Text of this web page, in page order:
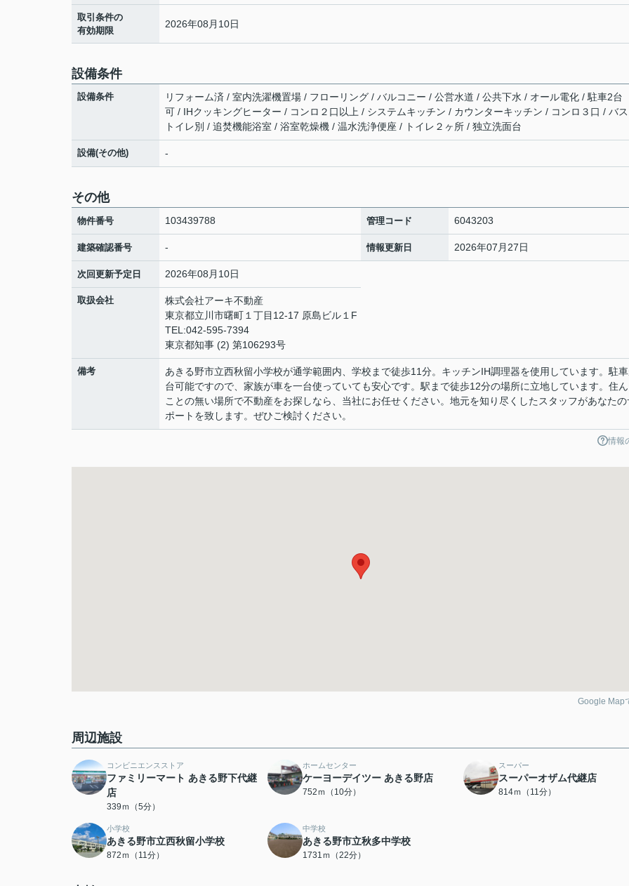
取引条件の
有効期限
2026年08月10日
設備条件
設備条件
リフォーム済 / 室内洗濯機置場 / フローリング / バルコニー / 公営水道 / 公共下水 / オール電化 / 駐車2台
可 / IHクッキングヒーター / コンロ２口以上 / システムキッチン / カウンターキッチン / コンロ３口 / バ
トイレ別 / 追焚機能浴室 / 浴室乾燥機 / 温水洗浄便座 / トイレ２ヶ所 / 独立洗面台
設備(その他) -
その他
物件番号 103439788 管理コード 6043203
建築確認番号 - 情報更新日 2026年07月27日
次回更新予定日 2026年08月10日
取扱会社
株式会社アーキ不動産
東京都立川市曙町１丁目12-17 原島ビル１F
TEL:042-595-7394
東京都知事 (2) 第106293号
備考
あきる野市立西秋留小学校が通学範囲内、学校まで徒歩11分。キッチンIH調理器を使用しています。駐
台可能ですので、家族が車を一台使っていても安心です。駅まで徒歩12分の場所に立地しています。住
ことの無い場所で不動産をお探しなら、当社にお任せください。地元を知り尽くしたスタッフがあなたの
ポートを致します。ぜひご検討ください。
情報
Google Map
周辺施設
コンビニエンスストア
ファミリーマート あきる野下代継
店
339ｍ（5分）
ホームセンター
ケーヨーデイツー あきる野店
752ｍ（10分）
スーパー
スーパーオザム代継店
814ｍ（11分）
小学校
あきる野市立西秋留小学校
872ｍ（11分）
中学校
あきる野市立秋多中学校
1731ｍ（22分）